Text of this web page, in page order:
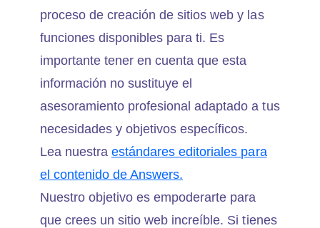
proceso de creación de sitios web y las
funciones disponibles para ti. Es
importante tener en cuenta que esta
información no sustituye el
asesoramiento profesional adaptado a tus
necesidades y objetivos específicos.
Lea nuestra estándares editoriales para
el contenido de Answers.
Nuestro objetivo es empoderarte para
que crees un sitio web increíble. Si tienes